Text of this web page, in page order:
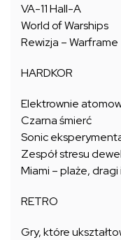
VA-11 Hall-A
World of Warships
Rewizja – Warframe
HARDKOR
Elektrownie
Czarna śmierć
Sonic
Zespół stresu
Miami – plaże, dragi
RETRO
Gry, które